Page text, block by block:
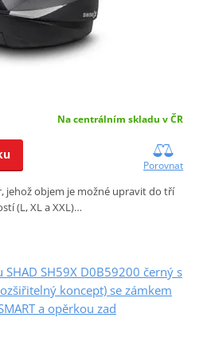
Na centrálním skladu v ČR
Porovnat
jehož objem je možné upravit do tří
(L, XL a XXL)…
SH59X D0B59200 černý s
koncept) se zámkem
a opěrkou zad